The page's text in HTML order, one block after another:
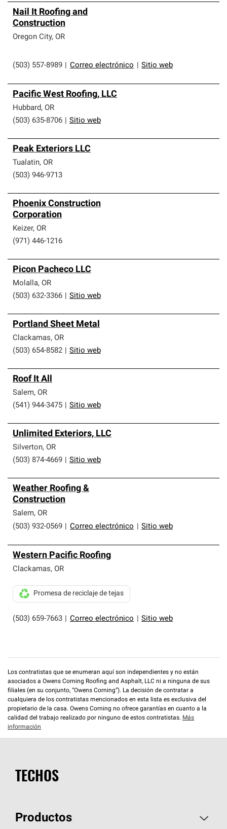
Nail It Roofing and
Construction
Oregon City, OR
(503) 557-8989 Correo electrónico Sitio web
Pacific West Roofing, LLC
Hubbard, OR
(503) 635-8706
Sitio web
Peak Exteriors LLC
Tualatin, OR
(503) 946-9713
Phoenix Construction
Corporation
Keizer, OR
(971) 446-1216
Picon Pacheco LLC
Molalla, OR
(503) 632-3366
Sitio web
Portland Sheet Metal
Clackamas, OR
(503) 654-8582
Sitio web
Roof It All
Salem, OR
(541) 944-3475
Sitio web
Unlimited Exteriors, LLC
Silverton, OR
(503) 874-4669
Sitio web
Weather Roofing &
Construction
Salem, OR
(503) 932-0569
Correo electrónico Sitio web
Western Pacific Roofing
Clackamas, OR
(503) 659-7663 Correo electrónico Sitio web
Promesa de reciclaje de tejas
Los contratistas que se enumeran aquí son independientes y no están
asociados a Owens Corning Roofing and Asphalt, LLC ni a ninguna de sus
filiales (en su conjunto, “Owens Corning”). La decisión de contratar a
cualquiera de los contratistas mencionados en esta lista es exclusiva del
propietario de la casa. Owens Corning no ofrece garantías en cuanto a la
calidad del trabajo realizado por ninguno de estos contratistas. Más
información
TECHOS
Productos